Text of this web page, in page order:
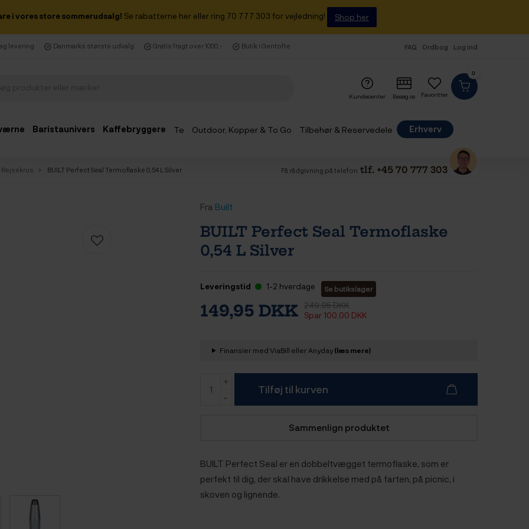
i vores store sommerudsalg! Se rabatterne her eller ring 70 777 303 for vejledning! Shop her
levering Danmarks største udvalg Gratis fragt over 1000,- Butik i Gentofte FAQ Ordbog Log ind
0
Favoritter
Kundecenter Besøg os
Baristaunivers Kaffebryggere Te Outdoor, Kopper & To Go Tilbehør & Reservedele
Erhverv
Rejsekrus BUILT Perfect Seal Termoflaske 0,54 L Silver Få rådgivning på telefon tlf. +45 70 777 303
Fra Built
BUILT Perfect Seal Termoflaske
0,54 L Silver
Leveringstid 1-2 hverdage Se butikslager
149,95 DKK 249,95 DKK
Spar 100,00 DKK
Finansier med ViaBill eller Anyday(læs mere)
Tilføj til kurven
Sammenlign produktet
BUILT Perfect Seal er en dobbeltvægget termoflaske, som er
perfekt til dig, der skal have drikkelse med på farten, på picnic, i
skoven og lignende.